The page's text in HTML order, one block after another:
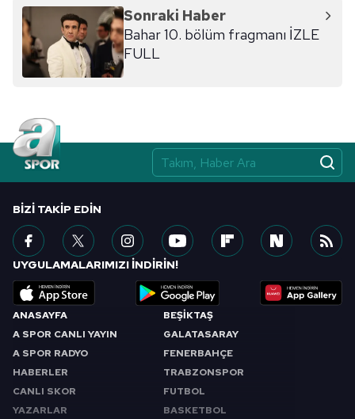
Sonraki Haber
Bahar 10. bölüm fragmanı İZLE
FULL
ANASAYFA
A SPOR CANLI YAYIN
A SPOR RADYO
HABERLER
CANLI SKOR
YAZARLAR
BEŞİKTAŞ
GALATASARAY
FENERBAHÇE
TRABZONSPOR
FUTBOL
BASKETBOL
BIZI TAKIP EDIN
UYGULAMALARIMIZI İNDİRİN!